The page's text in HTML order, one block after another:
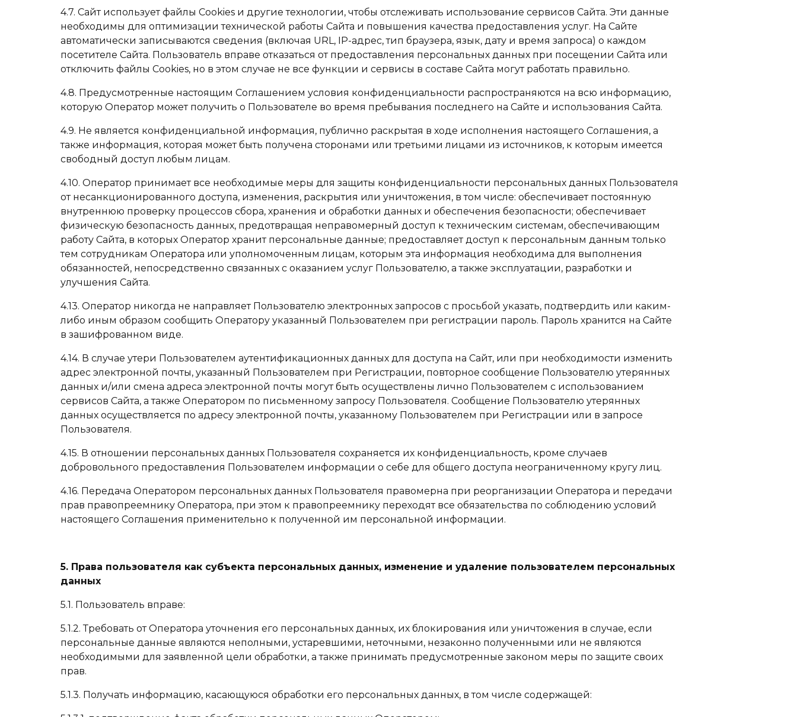
4.7. Сайт использует файлы Cookies и другие технологии, чтобы отслеживать использование сервисов Сайта. Эти данные
необходимы для оптимизации технической работы Сайта и повышения качества предоставления услуг. На Сайте
автоматически записываются сведения (включая URL, IP-адрес, тип браузера, язык, дату и время запроса) о каждом
посетителе Сайта. Пользователь вправе отказаться от предоставления персональных данных при посещении Сайта или
отключить файлы Cookies, но в этом случае не все функции и сервисы в составе Сайта могут работать правильно.
4.8. Предусмотренные настоящим Соглашением условия конфиденциальности распространяются на всю информацию,
которую Оператор может получить о Пользователе во время пребывания последнего на Сайте и использования Сайта.
4.9. Не является конфиденциальной информация, публично раскрытая в ходе исполнения настоящего Соглашения, а
также информация, которая может быть получена сторонами или третьими лицами из источников, к которым имеется
свободный доступ любым лицам.
4.10. Оператор принимает все необходимые меры для защиты конфиденциальности персональных данных Пользователя
от несанкционированного доступа, изменения, раскрытия или уничтожения, в том числе: обеспечивает постоянную
внутреннюю проверку процессов сбора, хранения и обработки данных и обеспечения безопасности; обеспечивает
физическую безопасность данных, предотвращая неправомерный доступ к техническим системам, обеспечивающим
работу Сайта, в которых Оператор хранит персональные данные; предоставляет доступ к персональным данным только
тем сотрудникам Оператора или уполномоченным лицам, которым эта информация необходима для выполнения
обязанностей, непосредственно связанных с оказанием услуг Пользователю, а также эксплуатации, разработки и
улучшения Сайта.
4.13. Оператор никогда не направляет Пользователю электронных запросов с просьбой указать, подтвердить или каким-
либо иным образом сообщить Оператору указанный Пользователем при регистрации пароль. Пароль хранится на Сайте
в зашифрованном виде.
4.14. В случае утери Пользователем аутентификационных данных для доступа на Сайт, или при необходимости изменить
адрес электронной почты, указанный Пользователем при Регистрации, повторное сообщение Пользователю утерянных
данных и/или смена адреса электронной почты могут быть осуществлены лично Пользователем с использованием
сервисов Сайта, а также Оператором по письменному запросу Пользователя. Сообщение Пользователю утерянных
данных осуществляется по адресу электронной почты, указанному Пользователем при Регистрации или в запросе
Пользователя.
4.15. В отношении персональных данных Пользователя сохраняется их конфиденциальность, кроме случаев
добровольного предоставления Пользователем информации о себе для общего доступа неограниченному кругу лиц.
4.16. Передача Оператором персональных данных Пользователя правомерна при реорганизации Оператора и передачи
прав правопреемнику Оператора, при этом к правопреемнику переходят все обязательства по соблюдению условий
настоящего Соглашения применительно к полученной им персональной информации.
5. Права пользователя как субъекта персональных данных, изменение и удаление пользователем персональных
данных
5.1. Пользователь вправе:
5.1.2. Требовать от Оператора уточнения его персональных данных, их блокирования или уничтожения в случае, если
персональные данные являются неполными, устаревшими, неточными, незаконно полученными или не являются
необходимыми для заявленной цели обработки, а также принимать предусмотренные законом меры по защите своих
прав.
5.1.3. Получать информацию, касающуюся обработки его персональных данных, в том числе содержащей: